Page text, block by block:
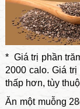
* Giá trị phần
2000 calo. Giá
thấp hơn, tùy
Ăn một muỗng